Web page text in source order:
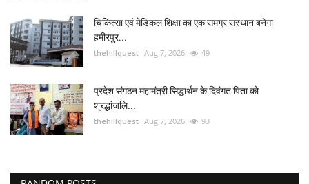
चिकित्सा एवं मेडिकल शिक्षा का एक समग्र संस्थान बनेगा
हमीरपुर...
thehillquest Aug 7, 2026 49
प्रदेश संगठन महामंत्री सिद्धार्थन के दिवंगत पिता को
श्रद्धांजलि...
thehillquest Aug 7, 2026 93